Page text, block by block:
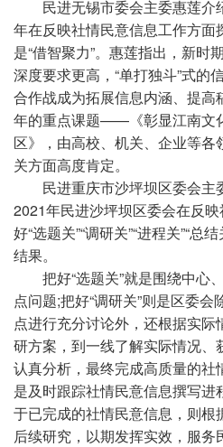
民进无锡市委会主委惠莲介
年在反映社情民意信息工作方面
是“借智聚力”。惠莲指出，新时
深度要求更高，“单打独斗”式的
合作战成为拓展信息内涵、提高
年的重点课题——《彰显江南文
区》，由高校、机关、企业等
关方面高度肯定。
民进重庆市沙坪坝区委会主
2021年民进沙坪坝区委会在反
好“选题关”“调研关”“进程关”“总
结果。
把好“选题关”就是围绕中心
点问题;把好“调研关”则是区委
点进行充分讨论外，还根据实
研方案，到一线了解实际情况、
认真分析，最终完成高质量的社
是及时跟踪社情民意信息撰写
于已完成的社情民意信息，则根
后续研究，以期发挥实效，服务